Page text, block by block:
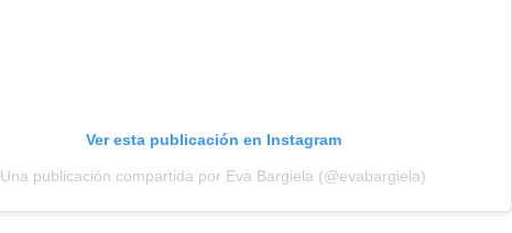
Ver esta publicación en Instagram
Una publicación compartida por Eva Bargiela (@evabargiela)